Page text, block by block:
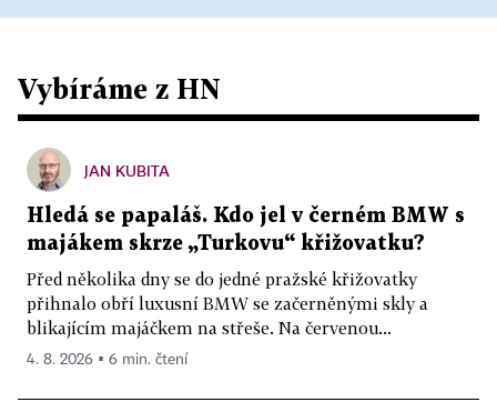
Vybíráme z HN
JAN KUBITA
Hledá se papaláš. Kdo jel v černém BMW s
majákem skrze „Turkovu“ křižovatku?
Před několika dny se do jedné pražské křižovatky
přihnalo obří luxusní BMW se začerněnými skly a
blikajícím majáčkem na střeše. Na červenou...
4. 8. 2026 ▪ 6 min. čtení